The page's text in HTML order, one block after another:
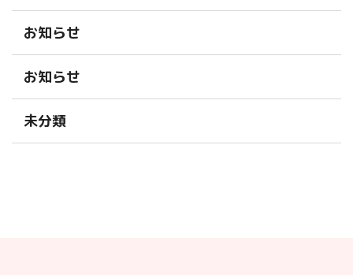
お知らせ
お知らせ
未分類